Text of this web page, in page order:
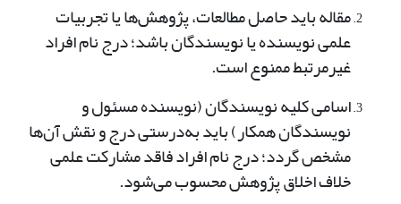
مقاله باید حاصل مطالعات، پژوهش‌ها یا تجربیات
علمی نویسنده یا نویسندگان باشد؛ درج نام افراد
غیرمرتبط ممنوع است.
اسامی کلیه نویسندگان (نویسنده مسئول و
نویسندگان همکار) باید به‌درستی درج و نقش آن‌ها
مشخص گردد؛ درج نام افراد فاقد مشارکت علمی
خلاف اخلاق پژوهش محسوب می‌شود.